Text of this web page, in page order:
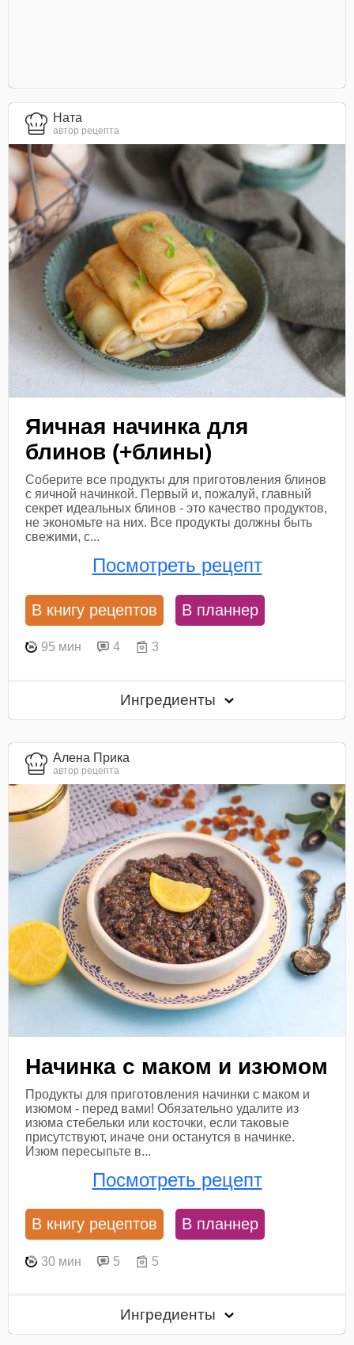
Ната
автор рецепта
Яичная начинка для
блинов (+блины)
Соберите все продукты для приготовления блинов
с яичной начинкой. Первый и, пожалуй, главный
секрет идеальных блинов - это качество продуктов,
не экономьте на них. Все продукты должны быть
свежими, с...
Посмотреть рецепт
В книгу рецептов В планнер
95 мин 4 3
Ингредиенты
Алена Прика
автор рецепта
Начинка с маком и изюмом
Продукты для приготовления начинки с маком и
изюмом - перед вами! Обязательно удалите из
изюма стебельки или косточки, если таковые
присутствуют, иначе они останутся в начинке.
Изюм пересыпьте в...
Посмотреть рецепт
В книгу рецептов В планнер
30 мин 5 5
Ингредиенты